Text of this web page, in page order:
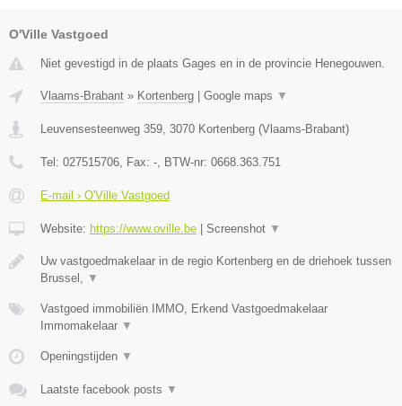
O'Ville Vastgoed
Niet gevestigd in de plaats Gages en in de provincie Henegouwen.
Vlaams-Brabant » Kortenberg Google maps ▼
Leuvensesteenweg 359, 3070 Kortenberg (Vlaams-Brabant)
Tel: 027515706, Fax: -, BTW-nr: 0668.363.751
E-mail › O'Ville Vastgoed
Website: https://www.oville.be Screenshot ▼
Uw vastgoedmakelaar in de regio Kortenberg en de driehoek tussen
Brussel, ▼
Vastgoed immobiliën IMMO, Erkend Vastgoedmakelaar
Immomakelaar ▼
Openingstijden ▼
Laatste facebook posts ▼